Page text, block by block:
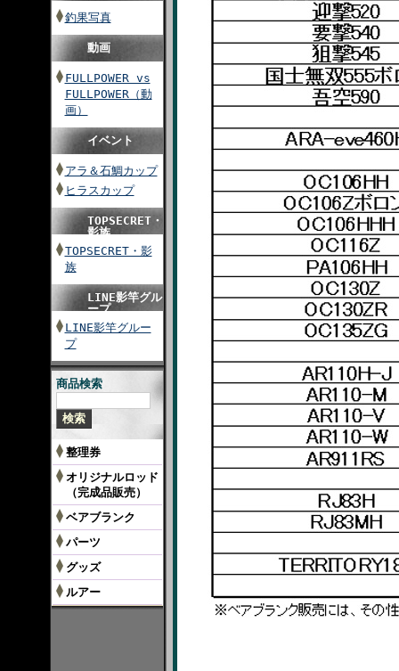
釣果写真
動画
FULLPOWER vs
FULLPOWER（動
画）
イベント
アラ＆石鯛カップ
ヒラスカップ
TOPSECRET・
影族
TOPSECRET・影
族
LINE影竿グル
ープ
LINE影竿グルー
プ
商品検索
整理券
オリジナルロッド
（完成品販売）
ベアブランク
パーツ
グッズ
ルアー